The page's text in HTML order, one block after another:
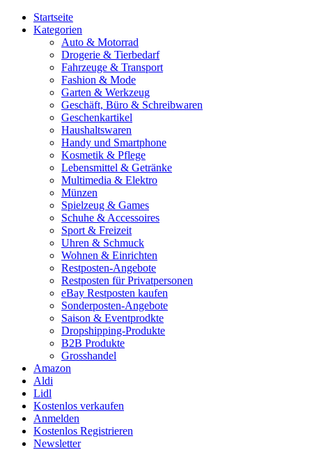
Startseite
Kategorien
Auto & Motorrad
Drogerie & Tierbedarf
Fahrzeuge & Transport
Fashion & Mode
Garten & Werkzeug
Geschäft, Büro & Schreibwaren
Geschenkartikel
Haushaltswaren
Handy und Smartphone
Kosmetik & Pflege
Lebensmittel & Getränke
Multimedia & Elektro
Münzen
Spielzeug & Games
Schuhe & Accessoires
Sport & Freizeit
Uhren & Schmuck
Wohnen & Einrichten
Restposten-Angebote
Restposten für Privatpersonen
eBay Restposten kaufen
Sonderposten-Angebote
Saison & Eventprodkte
Dropshipping-Produkte
B2B Produkte
Grosshandel
Amazon
Aldi
Lidl
Kostenlos verkaufen
Anmelden
Kostenlos Registrieren
Newsletter